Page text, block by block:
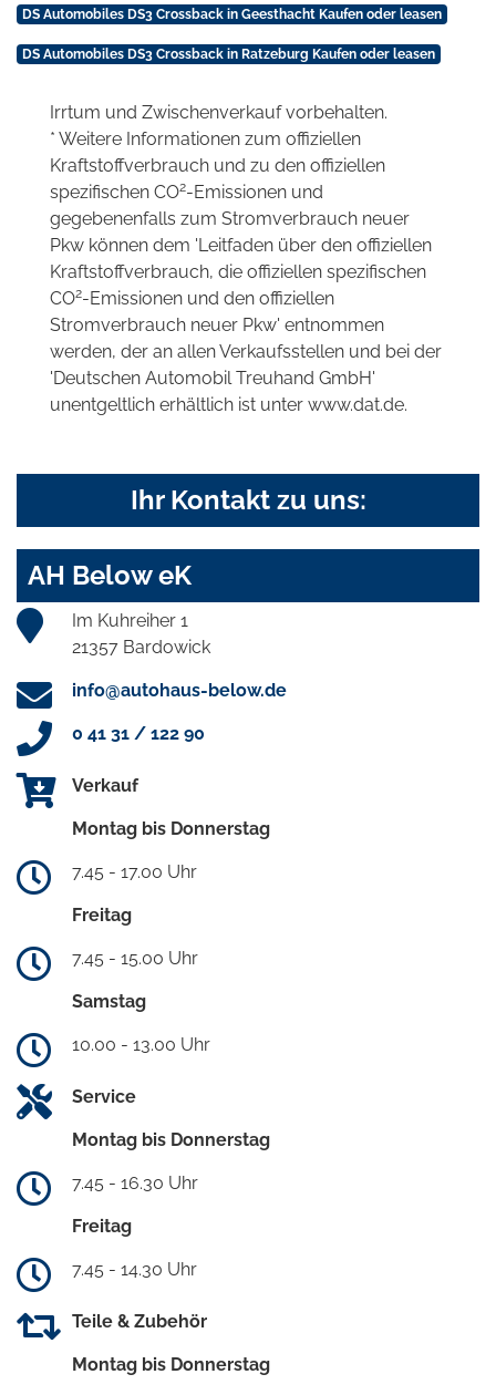
DS Automobiles DS3 Crossback in Geesthacht Kaufen oder leasen
DS Automobiles DS3 Crossback in Ratzeburg Kaufen oder leasen
Irrtum und Zwischenverkauf vorbehalten.
* Weitere Informationen zum offiziellen
Kraftstoffverbrauch und zu den offiziellen
spezifischen CO2-Emissionen und
gegebenenfalls zum Stromverbrauch neuer
Pkw können dem 'Leitfaden über den offiziellen
Kraftstoffverbrauch, die offiziellen spezifischen
CO2-Emissionen und den offiziellen
Stromverbrauch neuer Pkw' entnommen
werden, der an allen Verkaufsstellen und bei der
'Deutschen Automobil Treuhand GmbH'
unentgeltlich erhältlich ist unter www.dat.de.
Ihr Kontakt zu uns:
AH Below eK
Im Kuhreiher 1
21357 Bardowick
info@autohaus-below.de
0 41 31 / 122 90
Verkauf
Montag bis Donnerstag
7.45 - 17.00 Uhr
Freitag
7.45 - 15.00 Uhr
Samstag
10.00 - 13.00 Uhr
Service
Montag bis Donnerstag
7.45 - 16.30 Uhr
Freitag
7.45 - 14.30 Uhr
Teile & Zubehör
Montag bis Donnerstag